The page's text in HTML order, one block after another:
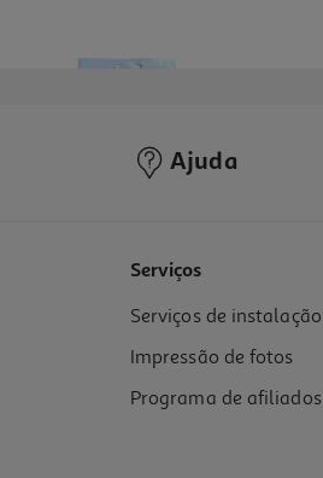
Ajuda
Serviços
Serviços de instalação
Impressão de fotos
Programa de afiliados